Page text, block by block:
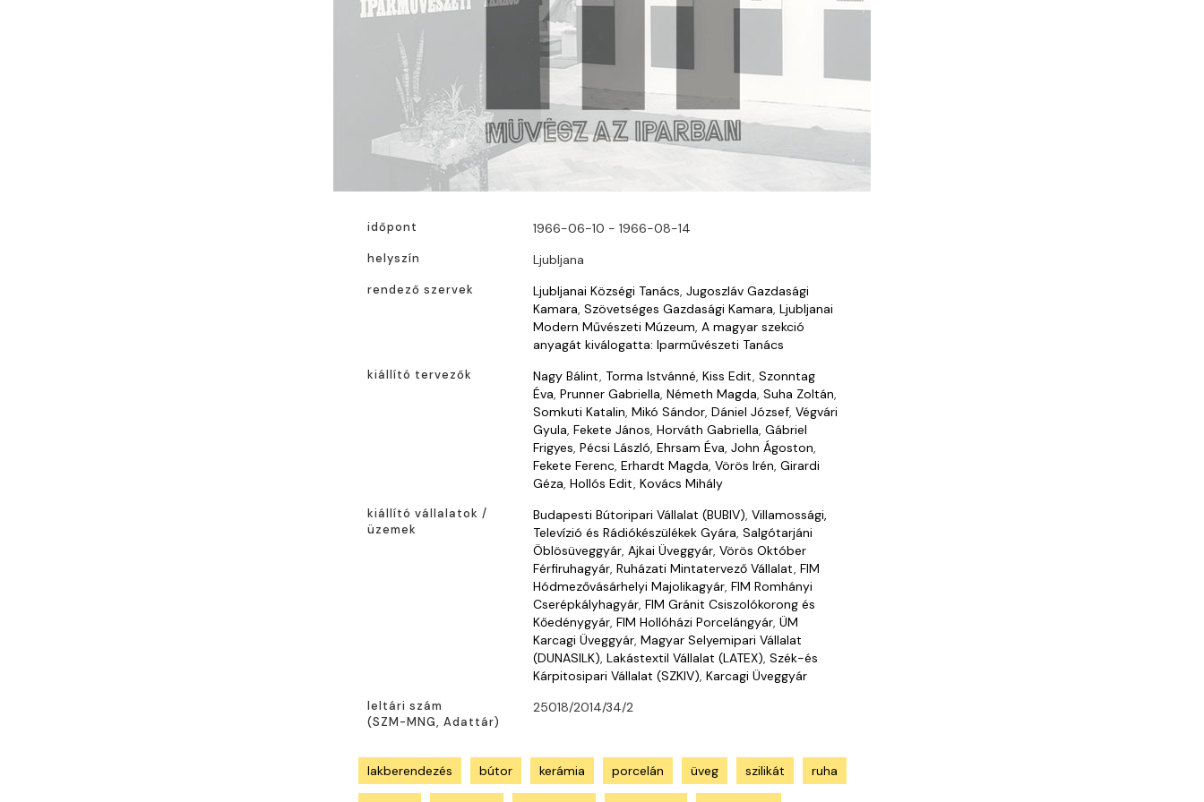
időpont 1966-06-10 - 1966-08-14
helyszín Ljubljana
rendező szervek Ljubljanai Községi Tanács, Jugoszláv Gazdasági
Kamara, Szövetséges Gazdasági Kamara, Ljubljanai
Modern Művészeti Múzeum, A magyar szekció
anyagát kiválogatta: Iparművészeti Tanács
kiállító tervezők Nagy Bálint, Torma Istvánné, Kiss Edit, Szonntag
Éva, Prunner Gabriella, Németh Magda, Suha Zoltán,
Somkuti Katalin, Mikó Sándor, Dániel József, Végvári
Gyula, Fekete János, Horváth Gabriella, Gábriel
Frigyes, Pécsi László, Ehrsam Éva, John Ágoston,
Fekete Ferenc, Erhardt Magda, Vörös Irén, Girardi
Géza, Hollós Edit, Kovács Mihály
kiállító vállalatok /
üzemek
Budapesti Bútoripari Vállalat (BUBIV), Villamossági,
Televízió és Rádiókészülékek Gyára, Salgótarjáni
Öblösüveggyár, Ajkai Üveggyár, Vörös Október
Férfiruhagyár, Ruházati Mintatervező Vállalat, FIM
Hódmezővásárhelyi Majolikagyár, FIM Romhányi
Cserépkályhagyár, FIM Gránit Csiszolókorong és
Kőedénygyár, FIM Hollóházi Porcelángyár, ÜM
Karcagi Üveggyár, Magyar Selyemipari Vállalat
(DUNASILK), Lakástextil Vállalat (LATEX), Szék-és
Kárpitosipari Vállalat (SZKIV), Karcagi Üveggyár
leltári szám
(SZM-MNG, Adattár)
25018/2014/34/2
lakberendezés bútor kerámia porcelán üveg szilikát ruha